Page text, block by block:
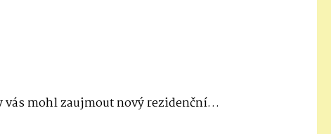
vás mohl zaujmout nový rezidenční…